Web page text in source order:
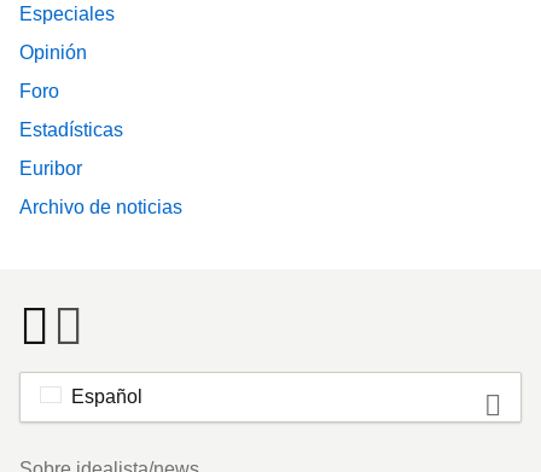
Especiales
Opinión
Foro
Estadísticas
Euribor
Archivo de noticias
Español
Footer